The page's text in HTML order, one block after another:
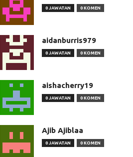
0 JAWATAN 0 KOMEN
aidanburris979
0 JAWATAN 0 KOMEN
aishacherry19
0 JAWATAN 0 KOMEN
Ajib Ajiblaa
0 JAWATAN 0 KOMEN